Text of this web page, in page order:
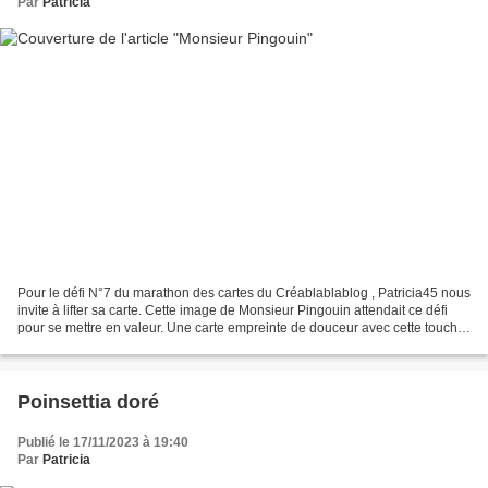
Pour le défi N°7 du marathon des cartes du Créablablablog , Patricia45 nous
invite à lifter sa carte. Cette image de Monsieur Pingouin attendait ce défi
pour se mettre en valeur. Une carte empreinte de douceur avec cette touche
Poinsettia doré
Publié le 17/11/2023 à 19:40
Par Patricia